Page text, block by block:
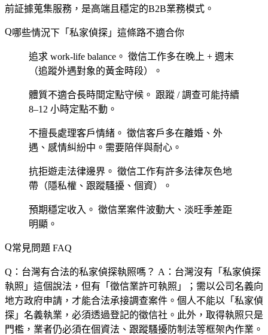
前証據蒐集服務，是高端且穩定的B2B業務模式。
哪些情況下「私家偵探」這條路不適合你
追求 work-life balance。 徵信工作多在晚上 + 週末
（追蹤外遇對象的黃金時段）。
體質不適合長時間定點守候。 跟蹤 / 調查可能持續
8–12 小時定點不動。
不擅長處理客戶情緒。 徵信客戶多在離婚、外
遇、感情糾紛中。需要陪伴與耐心。
抗拒遊走法律邊界。 徵信工作有許多法律灰色地
帶（隱私權、跟蹤騷擾、個資）。
預期穩定收入。 徵信業案件波動大、淡旺季差距
明顯。
常見問題 FAQ
Q：台灣有合法的私家偵探執照嗎？ A：台灣沒有「私家偵探
執照」這個說法，但有「徵信業許可執照」；需以公司名義向
地方政府申請，才能合法承接調查案件。個人不能以「私家偵
探」名義執業，必須透過登記的徵信社。此外，取得執照只是
門檻，業者仍必須在個資法、跟蹤騷擾防制法等框架內作業。